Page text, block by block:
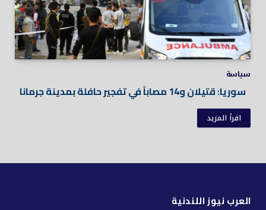
سياسة
سوريا: قتيلان و14 مصاباً في تفجير حافلة بمدينة جرمانا
اقرأ المزيد
العرب نيوز اللندنية